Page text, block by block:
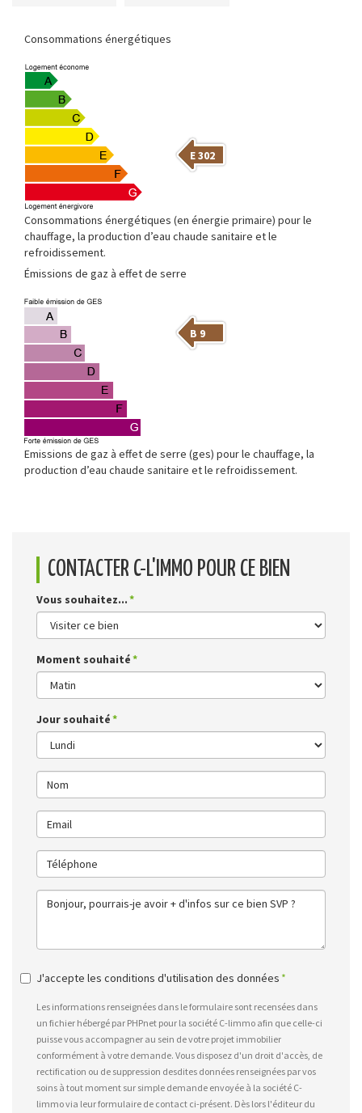
E 302
Consommations énergétiques (en énergie primaire) pour le
chauffage, la production d’eau chaude sanitaire et le
refroidissement.
B 9
Emissions de gaz à effet de serre (ges) pour le chauffage, la
production d’eau chaude sanitaire et le refroidissement.
CONTACTER C-L'IMMO POUR CE BIEN
Vous souhaitez...
Moment souhaité
Jour souhaité
J'accepte les conditions d'utilisation des données
Les informations renseignées dans le formulaire sont recensées dans
un fichier hébergé par PHPnet pour la société C-limmo afin que celle-ci
puisse vous accompagner au sein de votre projet immobilier
conformément à votre demande. Vous disposez d'un droit d'accès, de
rectification ou de suppression desdites données renseignées par vos
soins à tout moment sur simple demande envoyée à la société C-
limmo via leur formulaire de contact ci-présent. Dès lors l'éditeur du